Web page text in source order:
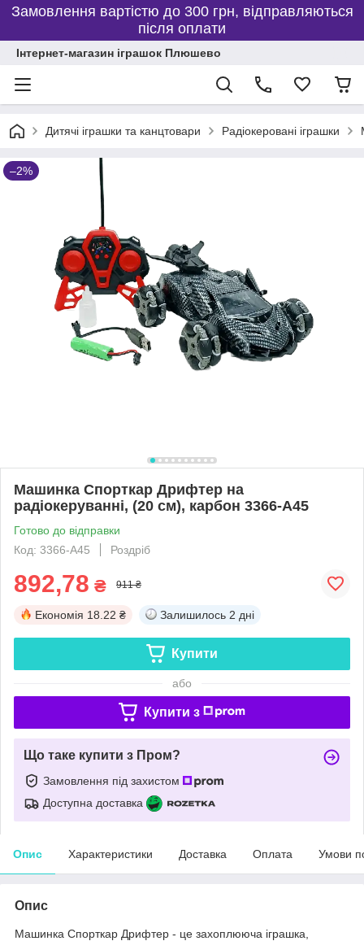
Замовлення вартістю до 300 грн, відправляються
після оплати
Інтернет-магазин іграшок Плюшево
Дитячі іграшки та канцтовари Радіокеровані іграшки
–2%
Машинка Спорткар Дрифтер на
радіокеруванні, (20 см), карбон 3366-A45
Готово до відправки
Код: 3366-A45
Роздріб
892,78 ₴ 911 ₴
Економія 18.22 ₴ Залишилось 2 дні
Купити
або
Купити з
Що таке купити з Пром?
Замовлення під захистом
Доступна доставка
Опис Характеристики Доставка Оплата Умови
Опис
Машинка Спорткар Дрифтер - це захоплююча іграшка,